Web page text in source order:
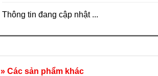
Thông tin đang cập nhật ...
» Các sản phẩm khác